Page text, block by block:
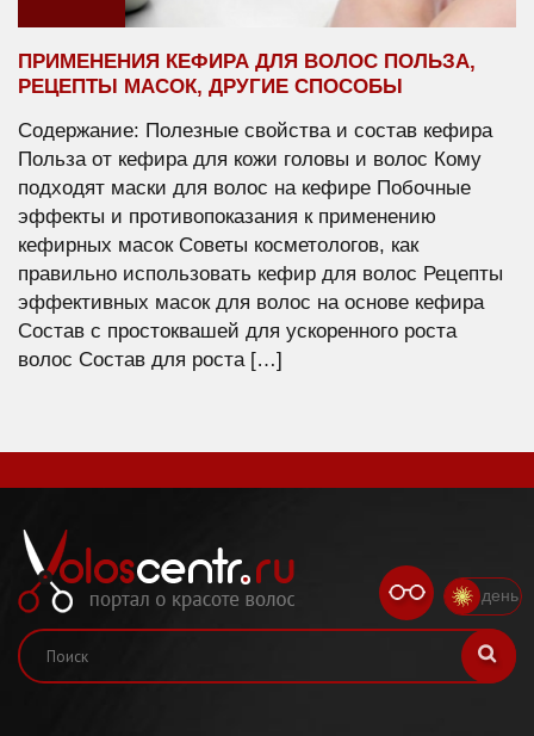
ПРИМЕНЕНИЯ КЕФИРА ДЛЯ ВОЛОС ПОЛЬЗА,
РЕЦЕПТЫ МАСОК, ДРУГИЕ СПОСОБЫ
Содержание: Полезные свойства и состав кефира
Польза от кефира для кожи головы и волос Кому
подходят маски для волос на кефире Побочные
эффекты и противопоказания к применению
кефирных масок Советы косметологов, как
правильно использовать кефир для волос Рецепты
эффективных масок для волос на основе кефира
Состав с простоквашей для ускоренного роста
волос Состав для роста […]
день